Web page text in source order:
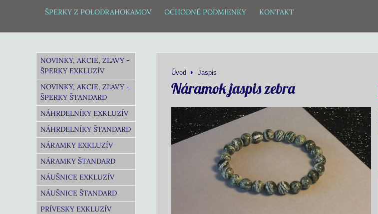
ŠPERKY Z POLODRAHOKAMOV OCHODNÉ PODMIENKY KONTAKT
Úvod Jaspis
Náramok jaspis zebra
NOVINKY, AKCIE, ZĽAVY -
ŠPERKY EXKLUZÍV
NOVINKY, AKCIE, ZĽAVY -
ŠPERKY ŠTANDARD
NÁHRDELNÍKY EXKLUZÍV
NÁHRDELNÍKY ŠTANDARD
NÁRAMKY EXKLUZÍV
NÁRAMKY ŠTANDARD
NÁUŠNICE EXKLUZÍV
NÁUŠNICE ŠTANDARD
PRÍVESKY EXKLUZÍV